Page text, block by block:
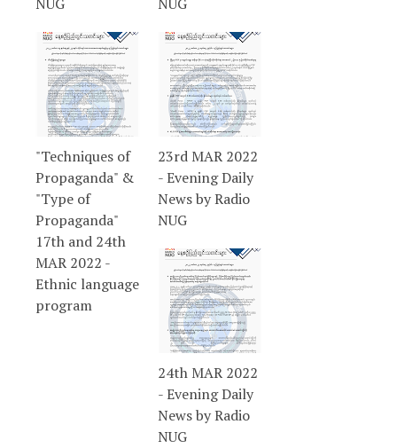
"Techniques of
Propaganda" &
"Type of
Propaganda"
17th and 24th
MAR 2022 -
Ethnic language
program
23rd MAR 2022
- Evening Daily
News by Radio
NUG
24th MAR 2022
- Evening Daily
News by Radio
NUG